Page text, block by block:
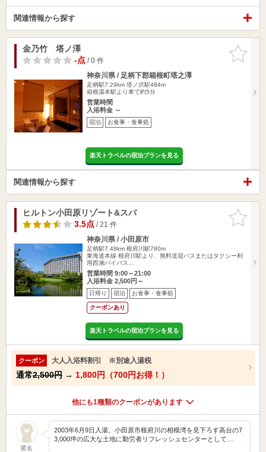
関連情報から探す
お気に入
りに追加
金乃竹 塔ノ澤
-点/ 0 件
神奈川県 / 足柄下郡箱根町塔之澤
足柄駅7.29km 塔ノ沢駅484m
箱根湯本駅より車で約5分
営業時間
入浴料金 ～
宿泊 お食事・食事処
楽天トラベルの宿泊プランを見る
関連情報から探す
お気に入
りに追加
ヒルトン小田原リゾート&スパ
3.5点/ 21 件
神奈川県 / 小田原市
足柄駅7.48km 根府川駅780m
東海道本線 根府川駅より、無料送迎バスまたはタクシー利
用西湘バイパス…
営業時間 9:00～21:00
入浴料金 2,500円～
日帰り 宿泊 お食事・食事処
クーポンあり
楽天トラベルの宿泊プランを見る
クーポン 大人入浴料割引 ※別途入湯税
通常2,500円 → 1,800円（700円お得！）
他にも1種類のクーポンがあります
匿名
2003年6月9日入湯。小田原市根府川の相模湾を見下ろす高台の7
3,000坪の広大な土地に勤労者リフレッシュセンターとして…